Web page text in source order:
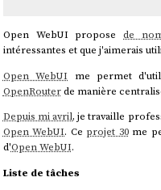
Open WebUI proposede
intéressantes et que j'aimerais
Open WebUI me permet
OpenRouterde manière
Depuis mi avril, je travaille
Open WebUI. Ce projet 30me
d'Open WebUI.
Liste de tâches